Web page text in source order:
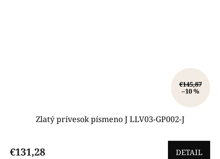
€145,87
–10 %
Zlatý prívesok písmeno J LLV03-GP002-J
€131,28 DETAIL